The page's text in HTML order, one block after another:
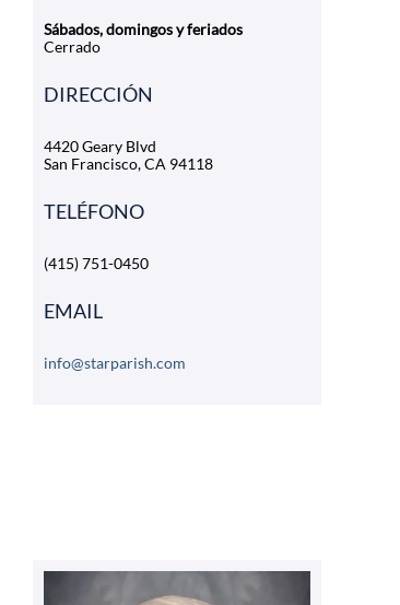
Sábados, domingos y feriados
Cerrado
DIRECCIÓN
4420 Geary Blvd
San Francisco, CA 94118
TELÉFONO
(415) 751-0450
EMAIL
info@starparish.com